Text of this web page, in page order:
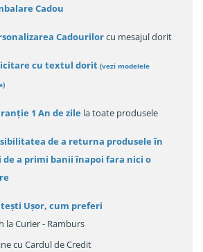
Cadou
Cadourilorcu mesajul dorit
cu textul dorit (vezi modelele
)
1 An de zile la toate produsele
de a returna produsele în
de a primi banii înapoi fara nici o
Ușor, cum preferi
la Curier - Ramburs
cu Cardul de Credit